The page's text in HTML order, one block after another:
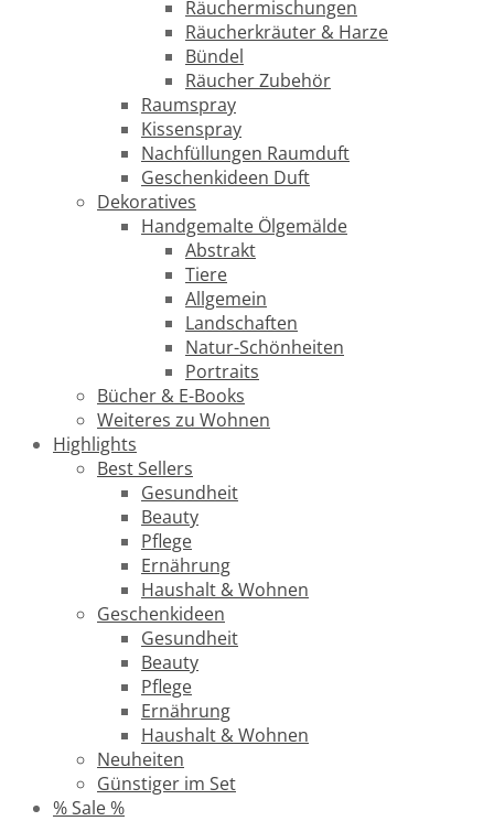
Räuchermischungen
Räucherkräuter & Harze
Bündel
Räucher Zubehör
Raumspray
Kissenspray
Nachfüllungen Raumduft
Geschenkideen Duft
Dekoratives
Handgemalte Ölgemälde
Abstrakt
Tiere
Allgemein
Landschaften
Natur-Schönheiten
Portraits
Bücher & E-Books
Weiteres zu Wohnen
Highlights
Best Sellers
Gesundheit
Beauty
Pflege
Ernährung
Haushalt & Wohnen
Geschenkideen
Gesundheit
Beauty
Pflege
Ernährung
Haushalt & Wohnen
Neuheiten
Günstiger im Set
% Sale %